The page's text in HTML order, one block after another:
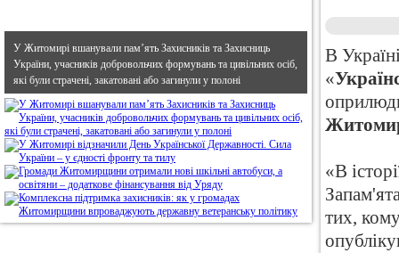
У Житомирі вшанували пам’ять Захисників та Захисниць
України, учасників добровольчих формувань та цивільних осіб,
які були страчені, закатовані або загинули у полоні
В
«
«В
тих,